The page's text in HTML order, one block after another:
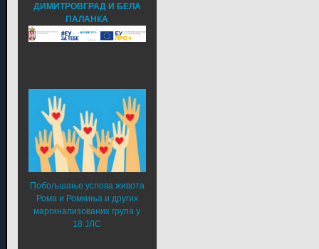
ДИМИТРОВГРАД И БЕЛА
ПАЛАНКА
Побољшање услова живота
Рома и Ромкиња и других
маргинализованих група у
18 ЈЛС